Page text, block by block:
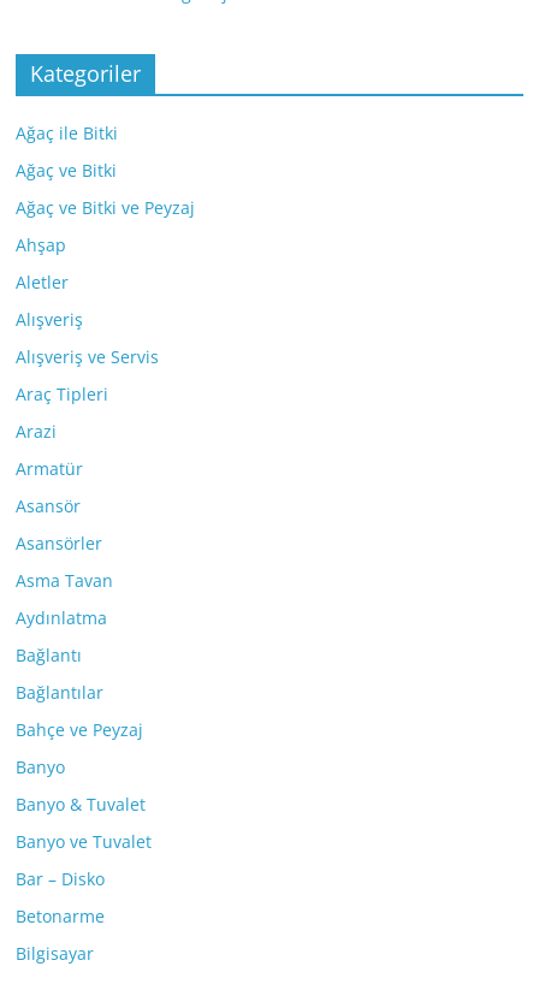
Kategoriler
Ağaç ile Bitki
Ağaç ve Bitki
Ağaç ve Bitki ve Peyzaj
Ahşap
Aletler
Alışveriş
Alışveriş ve Servis
Araç Tipleri
Arazi
Armatür
Asansör
Asansörler
Asma Tavan
Aydınlatma
Bağlantı
Bağlantılar
Bahçe ve Peyzaj
Banyo
Banyo & Tuvalet
Banyo ve Tuvalet
Bar – Disko
Betonarme
Bilgisayar